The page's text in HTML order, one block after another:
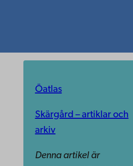
Öatlas
Skärgård – artiklar och
arkiv
Denna artikel är